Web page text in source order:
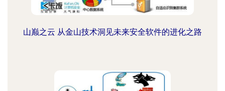
山巅之云 从金山技术洞见未来安全软件的进化之路